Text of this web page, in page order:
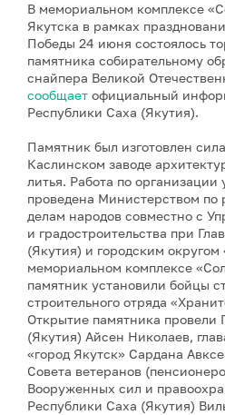
В мемориальном комплексе
Якутска в рамках
Победы 24 июня состоялось
памятника собирательному
снайпера Великой
сообщает официальный
Республики Саха (Якутия).
Памятник был изготовлен
Каслинском заводе
литья. Работа по организации
проведена Министерством по
делам народов совместно с
и градостроительства при
(Якутия) и городским округом
мемориальном комплексе
памятник установили бойцы
строительного отряда
Открытие памятника провели
(Якутия) Айсен Николаев,
«город Якутск» Сардана
Совета ветеранов
Вооруженных сил и
Республики Саха (Якутия)